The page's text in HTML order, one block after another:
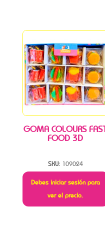
GOMA COLOURS
FOOD 3D
SKU: 109024
Debes iniciar sesión para
ver el precio.